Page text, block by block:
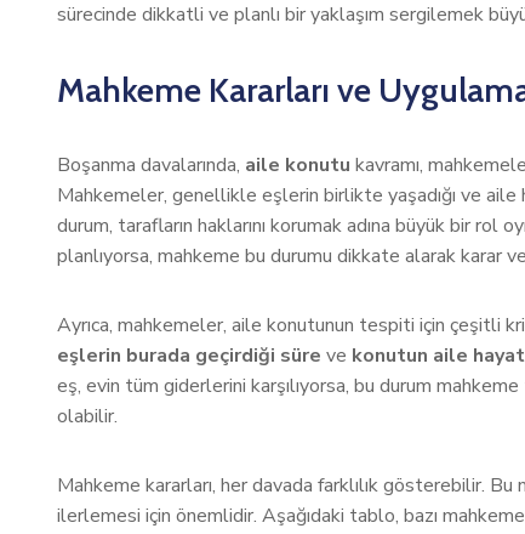
sürecinde dikkatli ve planlı bir yaklaşım sergilemek
Mahkeme Kararları ve
Boşanma davalarında, aile konutu kavramı,
Mahkemeler, genellikle eşlerin birlikte yaşadığı ve aile
durum, tarafların haklarını korumak adına büyük bir rol
planlıyorsa, mahkeme bu durumu dikkate alarak karar
Ayrıca, mahkemeler, aile konutunun tespiti için çeşitli
eşlerin burada geçirdiği süre ve konutun aile
eş, evin tüm giderlerini karşılıyorsa, bu durum
olabilir.
Mahkeme kararları, her davada farklılık gösterebilir. Bu
ilerlemesi için önemlidir. Aşağıdaki tablo, bazı